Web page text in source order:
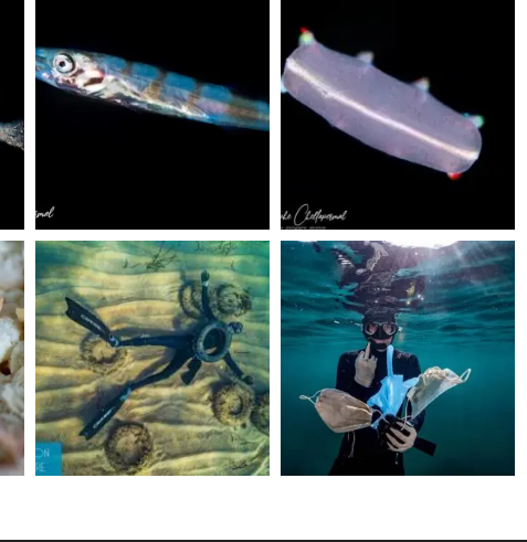
scuba_people_magazine
Jun 15
scuba_people_magazine
May 31